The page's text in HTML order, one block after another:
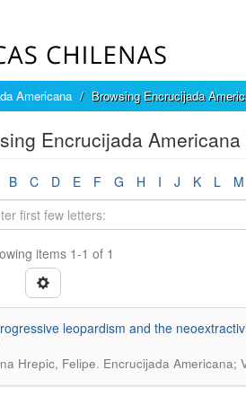
Americana Browsing Encrucijada
Encrucijada
B C D E F G H I J K L M
items 1-1 of 1
leopardism and the
Hrepic, Felipe. Encrucijada Americana;